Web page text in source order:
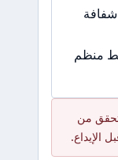
منظم
تحقق من
الإيداع.